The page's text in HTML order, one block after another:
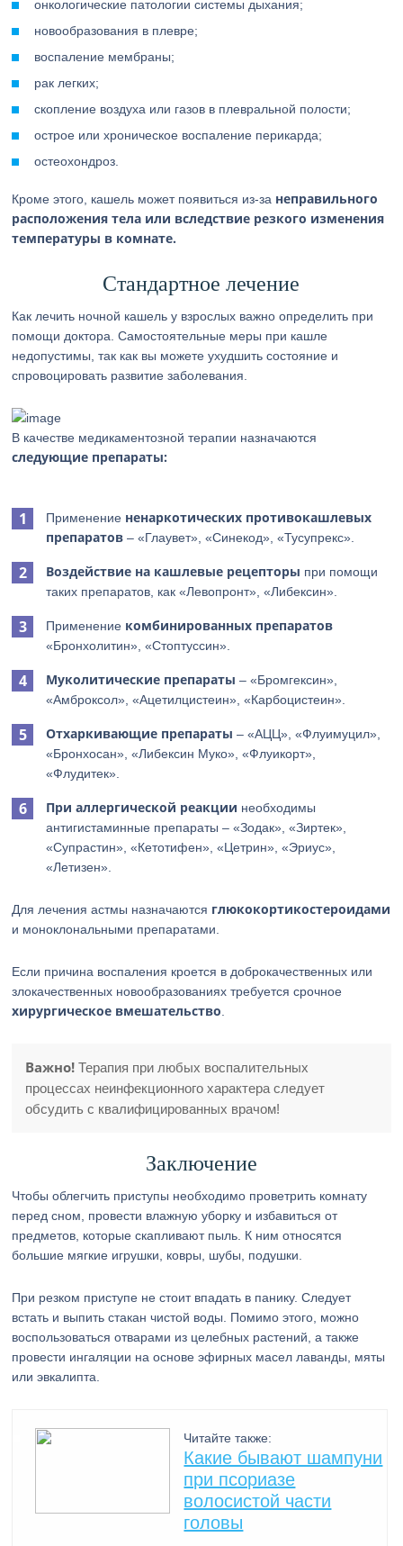
онкологические патологии системы дыхания;
новообразования в плевре;
воспаление мембраны;
рак легких;
скопление воздуха или газов в плевральной полости;
острое или хроническое воспаление перикарда;
остеохондроз.
Кроме этого, кашель может появиться из-за неправильного
расположения тела или вследствие резкого изменения
температуры в комнате.
Стандартное лечение
Как лечить ночной кашель у взрослых важно определить при
помощи доктора. Самостоятельные меры при кашле
недопустимы, так как вы можете ухудшить состояние и
спровоцировать развитие заболевания.
В качестве медикаментозной терапии назначаются
следующие препараты:
Применение ненаркотических противокашлевых
препаратов – «Глаувет», «Синекод», «Тусупрекс».
Воздействие на кашлевые рецепторы при помощи
таких препаратов, как «Левопронт», «Либексин».
Применение комбинированных препаратов
«Бронхолитин», «Стоптуссин».
Муколитические препараты – «Бромгексин»,
«Амброксол», «Ацетилцистеин», «Карбоцистеин».
Отхаркивающие препараты – «АЦЦ», «Флуимуцил»,
«Бронхосан», «Либексин Муко», «Флуикорт»,
«Флудитек».
При аллергической реакции необходимы
антигистаминные препараты – «Зодак», «Зиртек»,
«Супрастин», «Кетотифен», «Цетрин», «Эриус»,
«Летизен».
Для лечения астмы назначаются глюкокортикостероидами
и моноклональными препаратами.
Если причина воспаления кроется в доброкачественных или
злокачественных новообразованиях требуется срочное
хирургическое вмешательство
Важно! Терапия при любых воспалительных
процессах неинфекционного характера следует
обсудить с квалифицированных врачом!
Заключение
Чтобы облегчить приступы необходимо проветрить комнату
перед сном, провести влажную уборку и избавиться от
предметов, которые скапливают пыль. К ним относятся
большие мягкие игрушки, ковры, шубы, подушки.
При резком приступе не стоит впадать в панику. Следует
встать и выпить стакан чистой воды. Помимо этого, можно
воспользоваться отварами из целебных растений, а также
провести ингаляции на основе эфирных масел лаванды, мяты
или эвкалипта.
Читайте также:
Какие бывают шампуни
при псориазе
волосистой части
головы